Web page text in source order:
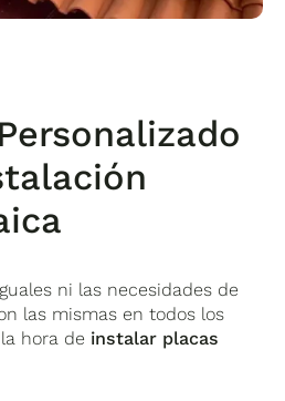
ni las necesidades de
las mismas en todos los
hora de instalar placas